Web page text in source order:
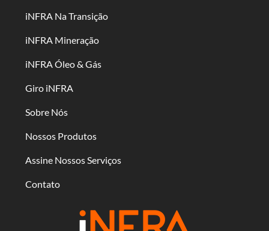
iNFRA Na Transição
iNFRA Mineração
iNFRA Óleo & Gás
Giro iNFRA
Sobre Nós
Nossos Produtos
Assine Nossos Serviços
Contato